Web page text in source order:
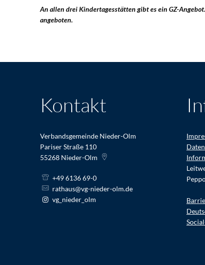
An allen drei Kindertagesstätten gibt es ein GZ-
angeboten.
Kontakt
Verbandsgemeinde Nieder-Olm
Pariser Straße 110
55268 Nieder-Olm
+49 6136 69-0
rathaus@vg-nieder-olm.de
vg_nieder_olm